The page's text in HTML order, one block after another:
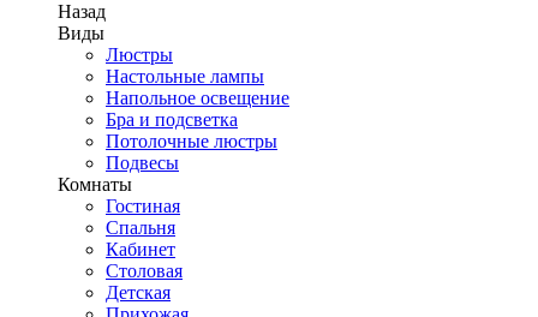
Назад
Виды
Люстры
Настольные лампы
Напольное освещение
Бра и подсветка
Потолочные люстры
Подвесы
Комнаты
Гостиная
Спальня
Кабинет
Столовая
Детская